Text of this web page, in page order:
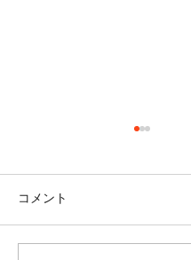
コメント